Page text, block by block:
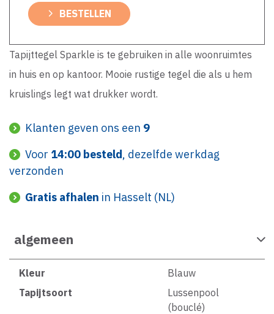
BESTELLEN
Tapijttegel Sparkle is te gebruiken in alle woonruimtes
in huis en op kantoor. Mooie rustige tegel die als u hem
kruislings legt wat drukker wordt.
Klanten geven ons een 9
Voor 14:00 besteld, dezelfde werkdag
verzonden
Gratis afhalen in Hasselt (NL)
algemeen
Kleur
Blauw
Tapijtsoort
Lussenpool
(bouclé)